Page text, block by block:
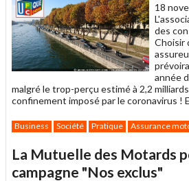
18
des
Choisir
année
malgré le trop-perçu estimé à 2,2
confinement imposé par le coronavirus !
Business Société Pratique Assurance
La Mutuelle des Motards
campagne "Nos exclus"